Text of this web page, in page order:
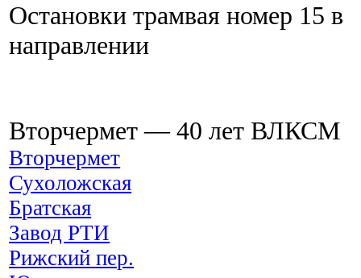
Остановки трамвая номер 15 в
направлении
Вторчермет ― 40 лет ВЛКСМ
Вторчермет
Сухоложская
Братская
Завод РТИ
Рижский пер.